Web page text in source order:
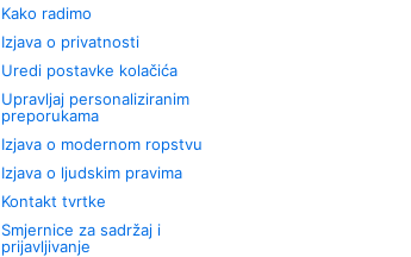
Kako radimo
Izjava o privatnosti
Uredi postavke kolačića
Upravljaj personaliziranim
preporukama
Izjava o modernom ropstvu
Izjava o ljudskim pravima
Kontakt tvrtke
Smjernice za sadržaj i
prijavljivanje